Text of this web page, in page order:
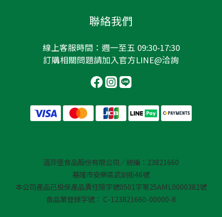
聯絡我們
線上客服時間：週一至五 09:30-17:30
訂購相關問題請加入官方LINE@洽詢
溫莎堡食品股份有限公司／統編：23821660
基隆市安樂區武訓街46號
本公司產品已投保產品責任險字號0501字第25AML0000382號
食品業登錄字號： C-123821660-00000-8